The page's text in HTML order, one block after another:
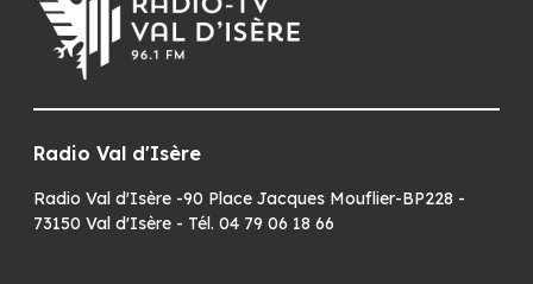
Radio Val d'Isère
Radio Val d'Isère -90 Place Jacques Mouflier-BP228 -
73150 Val d'Isère - Tél. 04 79 06 18 66